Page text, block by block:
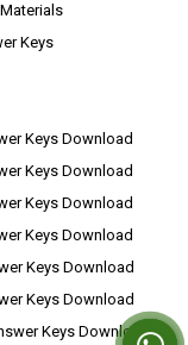
Keys
Keys Download
Keys Download
Keys Download
Keys Download
Keys Download
Keys Download
Keys Download